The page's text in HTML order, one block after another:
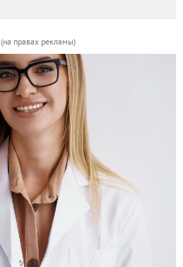
(на правах рекламы)